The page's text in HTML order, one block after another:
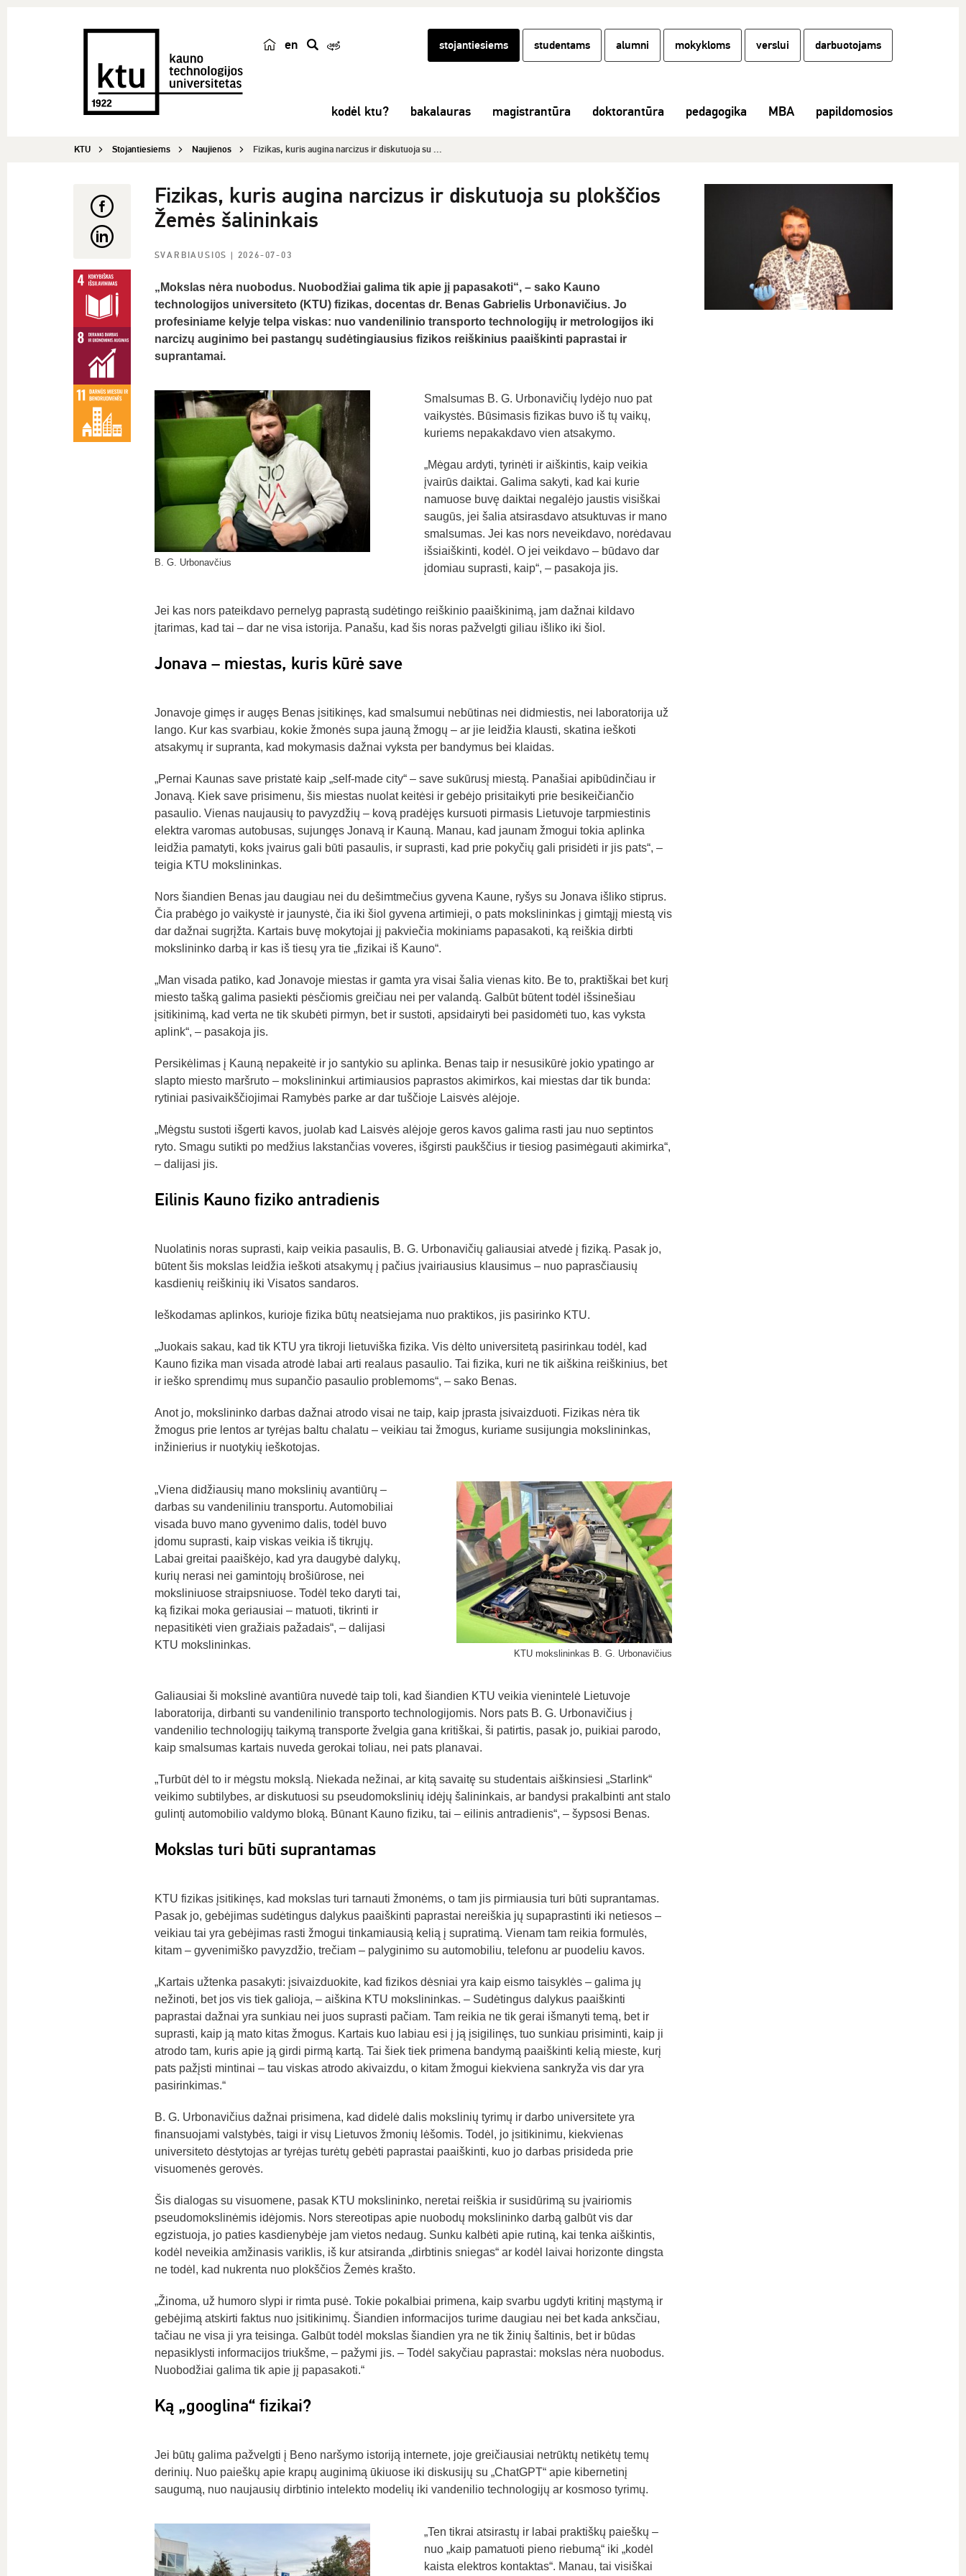
en
k
stojantiesiems studentams alumni mokykloms verslui darbuotojams
kodėl ktu? bakalauras magistrantūra doktorantūra pedagogika MBA papildomosios
KTU Stojantiesiems Naujienos Fizikas, kuris augina narcizus ir diskutuoja su ...
Fizikas, kuris augina narcizus ir diskutuoja su plokščios
Žemės šalininkais
SVARBIAUSIOS | 2026-07-03
„Mokslas nėra nuobodus. Nuobodžiai galima tik apie jį papasakoti“, – sako Kauno
technologijos universiteto (KTU) fizikas, docentas dr. Benas Gabrielis Urbonavičius. Jo
profesiniame kelyje telpa viskas: nuo vandenilinio transporto technologijų ir metrologijos iki
narcizų auginimo bei pastangų sudėtingiausius fizikos reiškinius paaiškinti paprastai ir
suprantamai.
B. G. Urbonavčius
Smalsumas B. G. Urbonavičių lydėjo nuo pat
vaikystės. Būsimasis fizikas buvo iš tų vaikų,
kuriems nepakakdavo vien atsakymo.
„Mėgau ardyti, tyrinėti ir aiškintis, kaip veikia
įvairūs daiktai. Galima sakyti, kad kai kurie
namuose buvę daiktai negalėjo jaustis visiškai
saugūs, jei šalia atsirasdavo atsuktuvas ir mano
smalsumas. Jei kas nors neveikdavo, norėdavau
išsiaiškinti, kodėl. O jei veikdavo – būdavo dar
įdomiau suprasti, kaip“, – pasakoja jis.
Jei kas nors pateikdavo pernelyg paprastą sudėtingo reiškinio paaiškinimą, jam dažnai kildavo
įtarimas, kad tai – dar ne visa istorija. Panašu, kad šis noras pažvelgti giliau išliko iki šiol.
Jonava – miestas, kuris kūrė save
Jonavoje gimęs ir augęs Benas įsitikinęs, kad smalsumui nebūtinas nei didmiestis, nei laboratorija už
lango. Kur kas svarbiau, kokie žmonės supa jauną žmogų – ar jie leidžia klausti, skatina ieškoti
atsakymų ir supranta, kad mokymasis dažnai vyksta per bandymus bei klaidas.
„Pernai Kaunas save pristatė kaip „self-made city“ – save sukūrusį miestą. Panašiai apibūdinčiau ir
Jonavą. Kiek save prisimenu, šis miestas nuolat keitėsi ir gebėjo prisitaikyti prie besikeičiančio
pasaulio. Vienas naujausių to pavyzdžių – kovą pradėjęs kursuoti pirmasis Lietuvoje tarpmiestinis
elektra varomas autobusas, sujungęs Jonavą ir Kauną. Manau, kad jaunam žmogui tokia aplinka
leidžia pamatyti, koks įvairus gali būti pasaulis, ir suprasti, kad prie pokyčių gali prisidėti ir jis pats“, –
teigia KTU mokslininkas.
Nors šiandien Benas jau daugiau nei du dešimtmečius gyvena Kaune, ryšys su Jonava išliko stiprus.
Čia prabėgo jo vaikystė ir jaunystė, čia iki šiol gyvena artimieji, o pats mokslininkas į gimtąjį miestą vis
dar dažnai sugrįžta. Kartais buvę mokytojai jį pakviečia mokiniams papasakoti, ką reiškia dirbti
mokslininko darbą ir kas iš tiesų yra tie „fizikai iš Kauno“.
„Man visada patiko, kad Jonavoje miestas ir gamta yra visai šalia vienas kito. Be to, praktiškai bet kurį
miesto tašką galima pasiekti pėsčiomis greičiau nei per valandą. Galbūt būtent todėl išsinešiau
įsitikinimą, kad verta ne tik skubėti pirmyn, bet ir sustoti, apsidairyti bei pasidomėti tuo, kas vyksta
aplink“, – pasakoja jis.
Persikėlimas į Kauną nepakeitė ir jo santykio su aplinka. Benas taip ir nesusikūrė jokio ypatingo ar
slapto miesto maršruto – mokslininkui artimiausios paprastos akimirkos, kai miestas dar tik bunda:
rytiniai pasivaikščiojimai Ramybės parke ar dar tuščioje Laisvės alėjoje.
„Mėgstu sustoti išgerti kavos, juolab kad Laisvės alėjoje geros kavos galima rasti jau nuo septintos
ryto. Smagu sutikti po medžius lakstančias voveres, išgirsti paukščius ir tiesiog pasimėgauti akimirka“,
– dalijasi jis.
Eilinis Kauno fiziko antradienis
Nuolatinis noras suprasti, kaip veikia pasaulis, B. G. Urbonavičių galiausiai atvedė į fiziką. Pasak jo,
būtent šis mokslas leidžia ieškoti atsakymų į pačius įvairiausius klausimus – nuo paprasčiausių
kasdienių reiškinių iki Visatos sandaros.
Ieškodamas aplinkos, kurioje fizika būtų neatsiejama nuo praktikos, jis pasirinko KTU.
„Juokais sakau, kad tik KTU yra tikroji lietuviška fizika. Vis dėlto universitetą pasirinkau todėl, kad
Kauno fizika man visada atrodė labai arti realaus pasaulio. Tai fizika, kuri ne tik aiškina reiškinius, bet
ir ieško sprendimų mus supančio pasaulio problemoms“, – sako Benas.
Anot jo, mokslininko darbas dažnai atrodo visai ne taip, kaip įprasta įsivaizduoti. Fizikas nėra tik
žmogus prie lentos ar tyrėjas baltu chalatu – veikiau tai žmogus, kuriame susijungia mokslininkas,
inžinierius ir nuotykių ieškotojas.
„Viena didžiausių mano mokslinių avantiūrų –
darbas su vandeniliniu transportu. Automobiliai
visada buvo mano gyvenimo dalis, todėl buvo
įdomu suprasti, kaip viskas veikia iš tikrųjų.
Labai greitai paaiškėjo, kad yra daugybė dalykų,
kurių nerasi nei gamintojų brošiūrose, nei
moksliniuose straipsniuose. Todėl teko daryti tai,
ką fizikai moka geriausiai – matuoti, tikrinti ir
nepasitikėti vien gražiais pažadais“, – dalijasi
KTU mokslininkas.
KTU mokslininkas B. G. Urbonavičius
Galiausiai ši mokslinė avantiūra nuvedė taip toli, kad šiandien KTU veikia vienintelė Lietuvoje
laboratorija, dirbanti su vandenilinio transporto technologijomis. Nors pats B. G. Urbonavičius į
vandenilio technologijų taikymą transporte žvelgia gana kritiškai, ši patirtis, pasak jo, puikiai parodo,
kaip smalsumas kartais nuveda gerokai toliau, nei pats planavai.
„Turbūt dėl to ir mėgstu mokslą. Niekada nežinai, ar kitą savaitę su studentais aiškinsiesi „Starlink“
veikimo subtilybes, ar diskutuosi su pseudomokslinių idėjų šalininkais, ar bandysi prakalbinti ant stalo
gulintį automobilio valdymo bloką. Būnant Kauno fiziku, tai – eilinis antradienis“, – šypsosi Benas.
Mokslas turi būti suprantamas
KTU fizikas įsitikinęs, kad mokslas turi tarnauti žmonėms, o tam jis pirmiausia turi būti suprantamas.
Pasak jo, gebėjimas sudėtingus dalykus paaiškinti paprastai nereiškia jų supaprastinti iki netiesos –
veikiau tai yra gebėjimas rasti žmogui tinkamiausią kelią į supratimą. Vienam tam reikia formulės,
kitam – gyvenimiško pavyzdžio, trečiam – palyginimo su automobiliu, telefonu ar puodeliu kavos.
„Kartais užtenka pasakyti: įsivaizduokite, kad fizikos dėsniai yra kaip eismo taisyklės – galima jų
nežinoti, bet jos vis tiek galioja, – aiškina KTU mokslininkas. – Sudėtingus dalykus paaiškinti
paprastai dažnai yra sunkiau nei juos suprasti pačiam. Tam reikia ne tik gerai išmanyti temą, bet ir
suprasti, kaip ją mato kitas žmogus. Kartais kuo labiau esi į ją įsigilinęs, tuo sunkiau prisiminti, kaip ji
atrodo tam, kuris apie ją girdi pirmą kartą. Tai šiek tiek primena bandymą paaiškinti kelią mieste, kurį
pats pažįsti mintinai – tau viskas atrodo akivaizdu, o kitam žmogui kiekviena sankryža vis dar yra
pasirinkimas.“
B. G. Urbonavičius dažnai prisimena, kad didelė dalis mokslinių tyrimų ir darbo universitete yra
finansuojami valstybės, taigi ir visų Lietuvos žmonių lėšomis. Todėl, jo įsitikinimu, kiekvienas
universiteto dėstytojas ar tyrėjas turėtų gebėti paprastai paaiškinti, kuo jo darbas prisideda prie
visuomenės gerovės.
Šis dialogas su visuomene, pasak KTU mokslininko, neretai reiškia ir susidūrimą su įvairiomis
pseudomokslinėmis idėjomis. Nors stereotipas apie nuobodų mokslininko darbą galbūt vis dar
egzistuoja, jo paties kasdienybėje jam vietos nedaug. Sunku kalbėti apie rutiną, kai tenka aiškintis,
kodėl neveikia amžinasis variklis, iš kur atsiranda „dirbtinis sniegas“ ar kodėl laivai horizonte dingsta
ne todėl, kad nukrenta nuo plokščios Žemės krašto.
„Žinoma, už humoro slypi ir rimta pusė. Tokie pokalbiai primena, kaip svarbu ugdyti kritinį mąstymą ir
gebėjimą atskirti faktus nuo įsitikinimų. Šiandien informacijos turime daugiau nei bet kada anksčiau,
tačiau ne visa ji yra teisinga. Galbūt todėl mokslas šiandien yra ne tik žinių šaltinis, bet ir būdas
nepasiklysti informacijos triukšme, – pažymi jis. – Todėl sakyčiau paprastai: mokslas nėra nuobodus.
Nuobodžiai galima tik apie jį papasakoti.“
Ką „googlina“ fizikai?
Jei būtų galima pažvelgti į Beno naršymo istoriją internete, joje greičiausiai netrūktų netikėtų temų
derinių. Nuo paieškų apie krapų auginimą ūkiuose iki diskusijų su „ChatGPT“ apie kibernetinį
saugumą, nuo naujausių dirbtinio intelekto modelių iki vandenilio technologijų ar kosmoso tyrimų.
„Ten tikrai atsirastų ir labai praktiškų paieškų –
nuo „kaip pamatuoti pieno riebumą“ iki „kodėl
kaista elektros kontaktas“. Manau, tai visiškai